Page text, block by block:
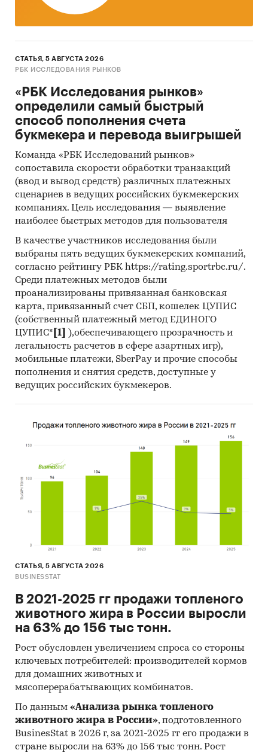
СТАТЬЯ, 5 АВГУСТА 2026
РБК ИССЛЕДОВАНИЯ РЫНКОВ
«РБК Исследования рынков»
определили самый быстрый
способ пополнения счета
букмекера и перевода выигрышей
Команда «РБК Исследований рынков»
сопоставила скорости обработки транзакций
(ввод и вывод средств) различных платежных
сценариев в ведущих российских букмекерских
компаниях. Цель исследования — выявление
наиболее быстрых методов для пользователя
В качестве участников исследования были
выбраны пять ведущих букмекерских компаний,
согласно рейтингу РБК https://rating.sportrbc.ru/.
Среди платежных методов были
проанализированы привязанная банковская
карта, привязанный счет СБП, кошелек ЦУПИС
(собственный платежный метод ЕДИНОГО
ЦУПИС* [1]
),обеспечивающего прозрачность и
легальность расчетов в сфере азартных игр),
мобильные платежи, SberPay и прочие способы
пополнения и снятия средств, доступные у
ведущих российских букмекеров.
СТАТЬЯ, 5 АВГУСТА 2026
BUSINESSTAT
В 2021-2025 гг продажи топленого
животного жира в России выросли
на 63% до 156 тыс тонн.
Рост обусловлен увеличением спроса со стороны
ключевых потребителей: производителей кормов
для домашних животных и
мясоперерабатывающих комбинатов.
По данным «Анализа рынка топленого
животного жира в России», подготовленного
BusinesStat в 2026 г, за 2021-2025 гг его продажи в
стране выросли на 63% до 156 тыс тонн. Рост